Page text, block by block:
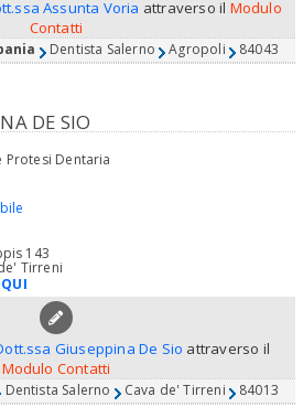
Assunta Voria attraverso il Modulo
Contatti
Dentista Salerno Agropoli 84043
DE SIO
Dentaria
143
Tirreni
Giuseppina De Sio attraverso il
Modulo Contatti
Dentista Salerno Cava de' Tirreni 84013